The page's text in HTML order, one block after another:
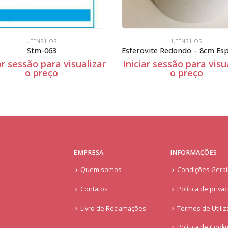
UTENSÍLIOS
Stm-063
sessão para visualizar
o preço
UTENSÍLIOS
Iniciar sessão para
o preço
EMPRESA
Quem somos
Contatos
Livro de Reclamações
INFORMAÇÕES
Condições
Política de
Termos de